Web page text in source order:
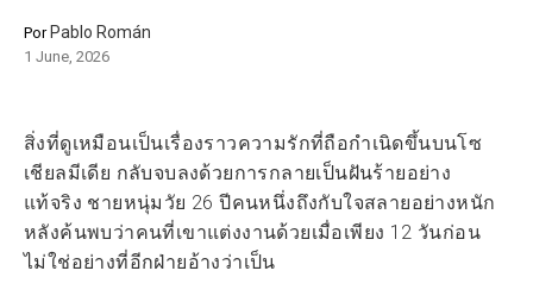
Por Pablo Román
1 June, 2026
สิ่งที่ดูเหมือนเป็นเรื่องราวความรักที่ถือกำเนิดขึ้นบนโซ
เชียลมีเดีย กลับจบลงด้วยการกลายเป็นฝันร้ายอย่าง
แท้จริง ชายหนุ่มวัย 26 ปีคนหนึ่งถึงกับใจสลายอย่างหนัก
หลังค้นพบว่าคนที่เขาแต่งงานด้วยเมื่อเพียง 12 วันก่อน
ไม่ใช่อย่างที่อีกฝ่ายอ้างว่าเป็น